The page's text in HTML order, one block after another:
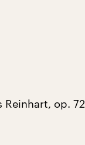
Reinhart, op. 72